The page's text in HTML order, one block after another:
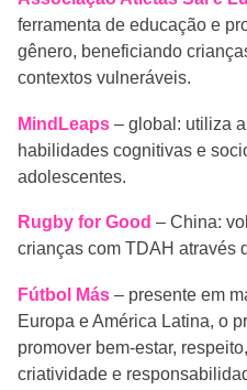
ferramenta de educação e
gênero, beneficiando
contextos vulneráveis.
MindLeaps – global: utiliza
habilidades cognitivas e
adolescentes.
Rugby for Good – China:
crianças com TDAH através
Fútbol Más – presente em
Europa e América Latina, o
promover bem‑estar,
criatividade e